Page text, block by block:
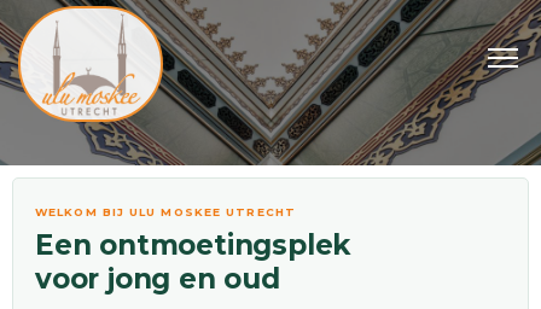
WELKOM BIJ ULU MOSKEE UTRECHT
Een ontmoetingsplek
voor jong en oud